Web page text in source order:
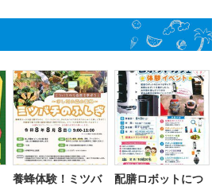
養蜂体験！ミツバ
配膳ロボットにつ